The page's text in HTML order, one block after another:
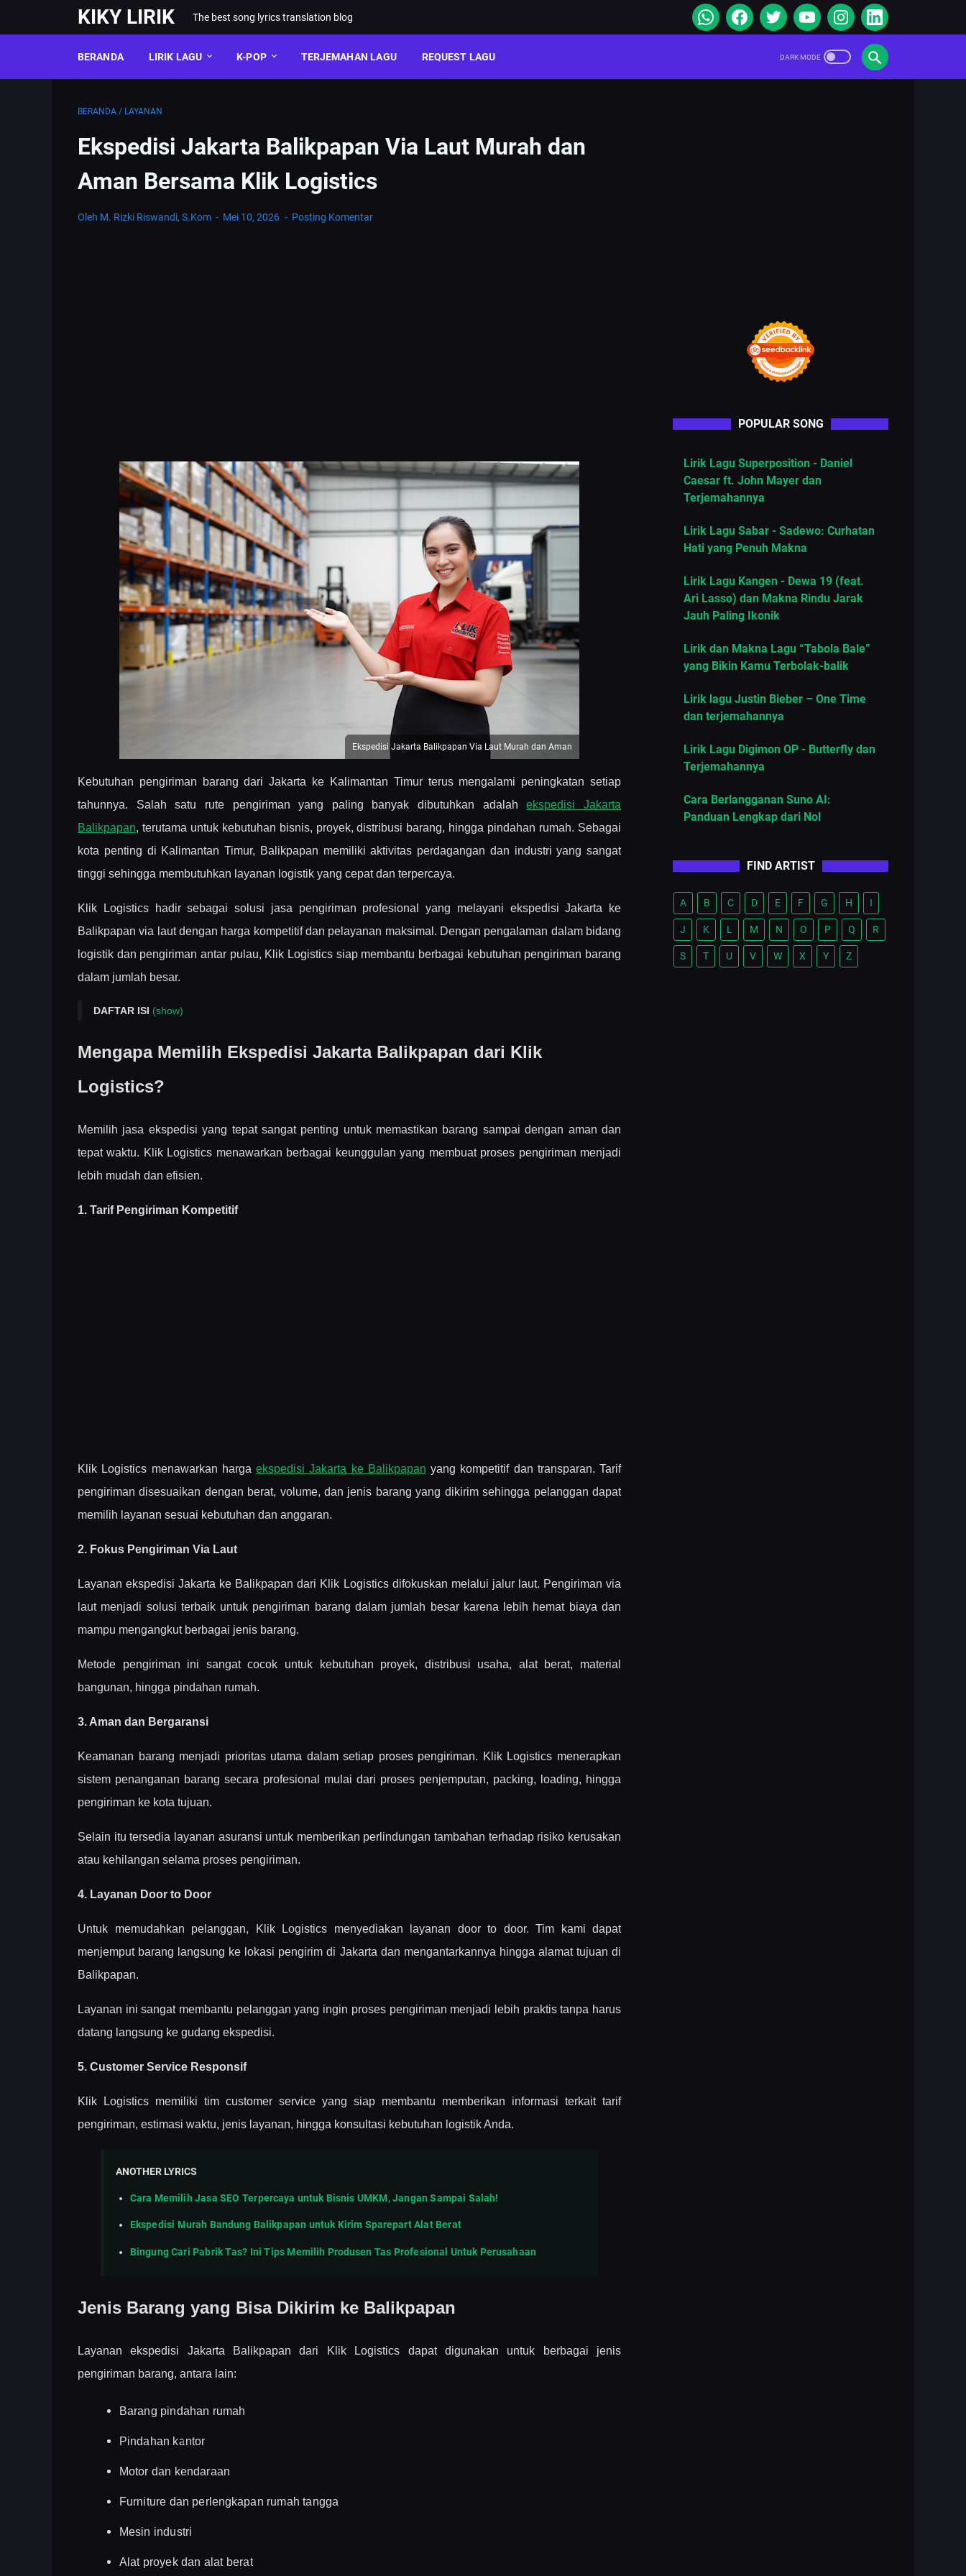
KIKY LIRIK The best song lyrics translation blog
BERANDA LIRIK LAGU K-POP TERJEMAHAN LAGU REQUEST LAGU
BERANDA / LAYANAN
Ekspedisi Jakarta Balikpapan Via Laut Murah dan
Aman Bersama Klik Logistics
Oleh M. Rizki Riswandi, S.Kom Mei 10, 2026 Posting Komentar
Ekspedisi Jakarta Balikpapan Via Laut Murah dan Aman
Kebutuhan pengiriman barang dari Jakarta ke Kalimantan Timur terus mengalami peningkatan setiap
tahunnya. Salah satu rute pengiriman yang paling banyak dibutuhkan adalahekspedisi Jakarta
Balikpapan, terutama untuk kebutuhan bisnis, proyek, distribusi barang, hingga pindahan rumah. Sebagai
kota penting di Kalimantan Timur, Balikpapan memiliki aktivitas perdagangan dan industri yang sangat
tinggi sehingga membutuhkan layanan logistik yang cepat dan terpercaya.
Klik Logistics hadir sebagai solusi jasa pengiriman profesional yang melayani ekspedisi Jakarta ke
Balikpapan via laut dengan harga kompetitif dan pelayanan maksimal. Dengan pengalaman dalam bidang
logistik dan pengiriman antar pulau, Klik Logistics siap membantu berbagai kebutuhan pengiriman barang
dalam jumlah besar.
DAFTAR ISI (show)
Jenis Barang yang Bisa Dikirim ke Balikpapan
Proses Pengiriman Ekspedisi Jakarta ke Balikpapan
Mengapa Memilih Ekspedisi Jakarta Balikpapan dari Klik
Logistics?
Memilih jasa ekspedisi yang tepat sangat penting untuk memastikan barang sampai dengan aman dan
tepat waktu. Klik Logistics menawarkan berbagai keunggulan yang membuat proses pengiriman menjadi
lebih mudah dan efisien.
1. Tarif Pengiriman Kompetitif
Klik Logistics menawarkan harga ekspedisi Jakarta ke Balikpapan yang kompetitif dan transparan. Tarif
pengiriman disesuaikan dengan berat, volume, dan jenis barang yang dikirim sehingga pelanggan dapat
memilih layanan sesuai kebutuhan dan anggaran.
2. Fokus Pengiriman Via Laut
Layanan ekspedisi Jakarta ke Balikpapan dari Klik Logistics difokuskan melalui jalur laut. Pengiriman via
laut menjadi solusi terbaik untuk pengiriman barang dalam jumlah besar karena lebih hemat biaya dan
mampu mengangkut berbagai jenis barang.
Metode pengiriman ini sangat cocok untuk kebutuhan proyek, distribusi usaha, alat berat, material
bangunan, hingga pindahan rumah.
3. Aman dan Bergaransi
Keamanan barang menjadi prioritas utama dalam setiap proses pengiriman. Klik Logistics menerapkan
sistem penanganan barang secara profesional mulai dari proses penjemputan, packing, loading, hingga
pengiriman ke kota tujuan.
Selain itu tersedia layanan asuransi untuk memberikan perlindungan tambahan terhadap risiko kerusakan
atau kehilangan selama proses pengiriman.
4. Layanan Door to Door
Untuk memudahkan pelanggan, Klik Logistics menyediakan layanan door to door. Tim kami dapat
menjemput barang langsung ke lokasi pengirim di Jakarta dan mengantarkannya hingga alamat tujuan di
Balikpapan.
Layanan ini sangat membantu pelanggan yang ingin proses pengiriman menjadi lebih praktis tanpa harus
datang langsung ke gudang ekspedisi.
5. Customer Service Responsif
Klik Logistics memiliki tim customer service yang siap membantu memberikan informasi terkait tarif
pengiriman, estimasi waktu, jenis layanan, hingga konsultasi kebutuhan logistik Anda.
ANOTHER LYRICS
Cara Memilih Jasa SEO Terpercaya untuk Bisnis UMKM, Jangan Sampai Salah!
Ekspedisi Murah Bandung Balikpapan untuk Kirim Sparepart Alat Berat
Bingung Cari Pabrik Tas? Ini Tips Memilih Produsen Tas Profesional Untuk Perusahaan
Jenis Barang yang Bisa Dikirim ke Balikpapan
Layanan ekspedisi Jakarta Balikpapan dari Klik Logistics dapat digunakan untuk berbagai jenis
pengiriman barang, antara lain:
Barang pindahan rumah
Pindahan kantor
Motor dan kendaraan
Furniture dan perlengkapan rumah tangga
Mesin industri
Alat proyek dan alat berat
POPULAR SONG
Lirik Lagu Superposition - Daniel
Caesar ft. John Mayer dan
Terjemahannya
Lirik Lagu Sabar - Sadewo: Curhatan
Hati yang Penuh Makna
Lirik Lagu Kangen - Dewa 19 (feat.
Ari Lasso) dan Makna Rindu Jarak
Jauh Paling Ikonik
Lirik dan Makna Lagu “Tabola Bale”
yang Bikin Kamu Terbolak-balik
Lirik lagu Justin Bieber – One Time
dan terjemahannya
Lirik Lagu Digimon OP - Butterfly dan
Terjemahannya
Cara Berlangganan Suno AI:
Panduan Lengkap dari Nol
FIND ARTIST
A B C D E F G H I
J K L M N O P Q R
S T U V W X Y Z